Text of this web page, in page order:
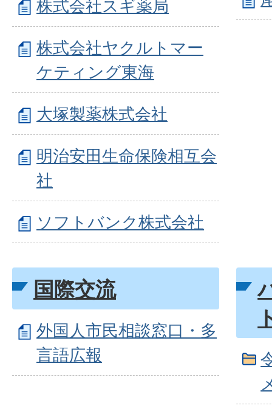
株式会社スギ薬局
株式会社ヤクルトマー
ケティング東海
大塚製薬株式会社
明治安田生命保険相互会
社
ソフトバンク株式会社
国際交流
外国人市民相談窓口・多
言語広報